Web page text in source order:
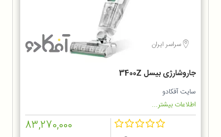
سراسر ایران
جاروشارژی بیسل 3400Z
سایت آفکادو
اطلاعات بیشتر...
83,270,000